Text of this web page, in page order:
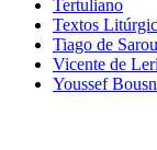
Tertuliano
Textos
Tiago de
Vicente de
Youssef